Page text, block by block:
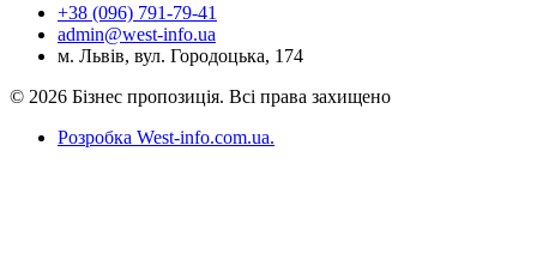
+38 (096) 791-79-41
admin@west-info.ua
м. Львів, вул. Городоцька, 174
© 2026 Бізнес пропозиція. Всі права захищено
Розробка West-info.com.ua.